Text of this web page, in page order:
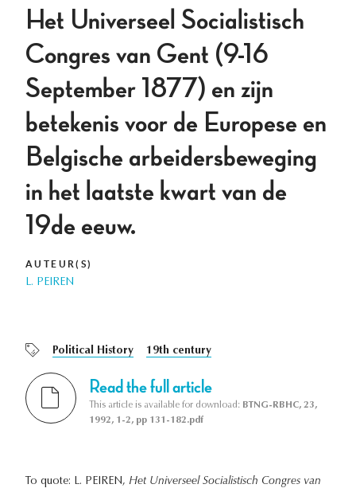
Het Universeel Socialistisch
Congres van Gent (9-16
September 1877) en zijn
betekenis voor de Europese en
Belgische arbeidersbeweging
in het laatste kwart van de
19de eeuw.
AUTEUR(S)
L. PEIREN
Political History 19th century
Read the full article
This article is available for download: BTNG-RBHC, 23,
1992, 1-2, pp 131-182.pdf
To quote: L. PEIREN, Het Universeel Socialistisch Congres van